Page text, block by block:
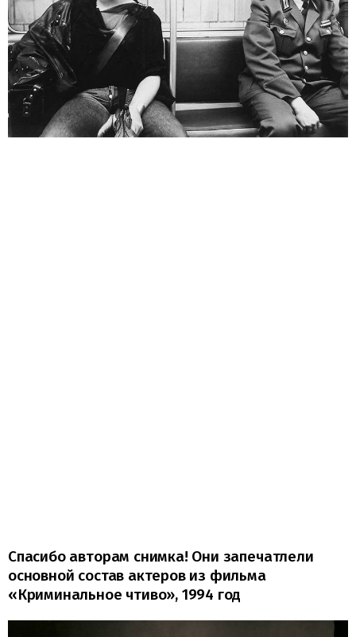
Спасибо авторам снимка! Они запечатлели
основной состав актеров из фильма
«Криминальное чтиво», 1994 год